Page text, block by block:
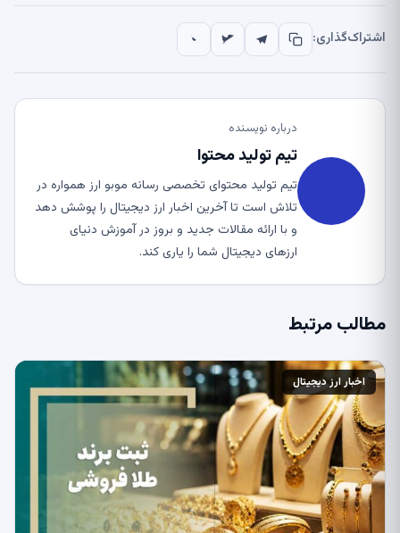
اشتراک‌گذاری:
درباره نویسنده
تیم تولید محتوا
تیم تولید محتوای تخصصی رسانه موبو ارز همواره در
تلاش است تا آخرین اخبار ارز دیجیتال را پوشش دهد
و با ارائه مقالات جدید و بروز در آموزش دنیای
ارزهای دیجیتال شما را یاری کند.
مطالب مرتبط
اخبار ارز دیجیتال